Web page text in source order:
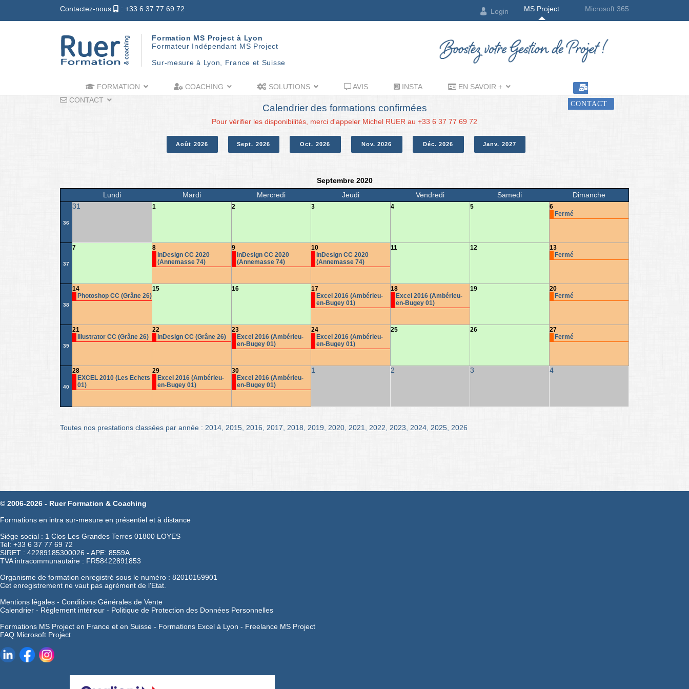
Contactez-nous : +33 6 37 77 69 72 Login MS Project Microsoft 365
Formation MS Project à Lyon
Formateur Indépendant MS Project
Sur-mesure à Lyon, France et Suisse
CONTACT
FORMATION COACHING SOLUTIONS AVIS INSTA
EN SAVOIR +
CONTACT
Calendrier des formations confirmées
Pour vérifier les disponibilités, merci d'appeler Michel RUER au +33 6 37 77 69 72
Août 2026 Sept. 2026 Oct. 2026 Nov. 2026 Déc. 2026 Janv. 2027
Septembre 2020
Lundi
Mardi Mercredi Jeudi Vendredi Samedi Dimanche
36
31 1 2 3 4 5
6
Fermé
37
7
8
InDesign CC 2020
(Annemasse 74)
9
InDesign CC 2020
(Annemasse 74)
10
InDesign CC 2020
(Annemasse 74)
11 12
13
Fermé
38
14
Photoshop CC (Grâne 26)
15 16
17
Excel 2016 (Ambérieu-
en-Bugey 01)
18
Excel 2016 (Ambérieu-
en-Bugey 01)
19
20
Fermé
39
21
Illustrator CC (Grâne 26)
22
InDesign CC (Grâne 26)
23
Excel 2016 (Ambérieu-
en-Bugey 01)
24
Excel 2016 (Ambérieu-
en-Bugey 01)
25 26
27
Fermé
40
28
EXCEL 2010 (Les Echets
01)
29
Excel 2016 (Ambérieu-
en-Bugey 01)
30
Excel 2016 (Ambérieu-
en-Bugey 01)
1 2 3 4
Toutes nos prestations classées par année : 2014 2015 2016 2017 2018 2019 2020 2021 2022 2023 2024 2025 2026
© 2006-2026 - Ruer Formation & Coaching
Formations en intra sur-mesure en présentiel et à distance
Siège social : 1 Clos Les Grandes Terres 01800 LOYES
Tel: +33 6 37 77 69 72
SIRET : 42289185300026 - APE: 8559A
TVA intracommunautaire : FR58422891853
Organisme de formation enregistré sous le numéro : 82010159901
Cet enregistrement ne vaut pas agrément de l'Etat.
Mentions légales - Conditions Générales de Vente
Calendrier - Règlement intérieur - Politique de Protection des Données Personnelles
Formations MS Project en France et en Suisse - Formations Excel à Lyon - Freelance MS Project
FAQ Microsoft Project